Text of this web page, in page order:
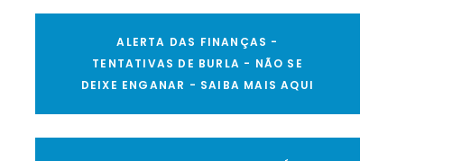
ALERTA DAS FINANÇAS -
TENTATIVAS DE BURLA - NÃO SE
DEIXE ENGANAR - SAIBA MAIS AQUI